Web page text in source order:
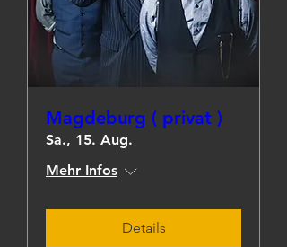
Magdeburg ( privat )
Sa., 15. Aug.
Mehr Infos
Details